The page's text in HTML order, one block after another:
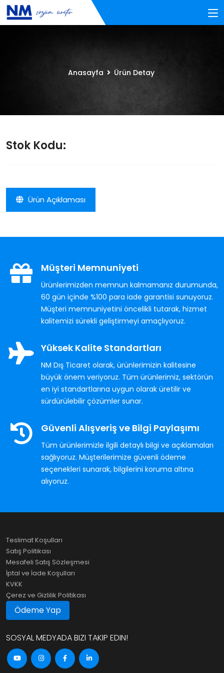
Anasayfa Ürün Detay
Stok Kodu:
Ürün Açıklaması
Müşteri Memnuniyeti
Ürünlerimizden memnun kalmamanız durumunda,
60 gün içinde %100 para iade garantisi sunuyoruz.
Müşteri memnuniyetini öncelikli tutarak, hizmet
kalitemizi sürekli geliştirmeyi amaçlıyoruz.
Yüksek Kalite Standartları
NM Dış Ticaret olarak, ürünlerimizin kalitesine
büyük önem veriyoruz. Tüm ürünlerimiz, sektörün
en iyi standartlarına uygun olarak üretilir ve
sürdürülebilir çözümler sunar.
Güvenli Alışveriş ve Bilgi Paylaşımı
Tüm ürünlerimizle ilgili detaylı bilgi ve açıklamaları
sağlıyoruz. Müşterilerimize güvenli ödeme
seçenekleri sunarak, bilgilerini koruma altına
alıyoruz.
Teslimat Koşulları
Satış Politikası
Mesafeli Satış Sözleşmesi
İptal ve İade Koşulları
KVKK
Çerez ve Gizlilik Politikası
Ödeme Yap
SOSYAL MEDYADA BIZI TAKIP EDIN!